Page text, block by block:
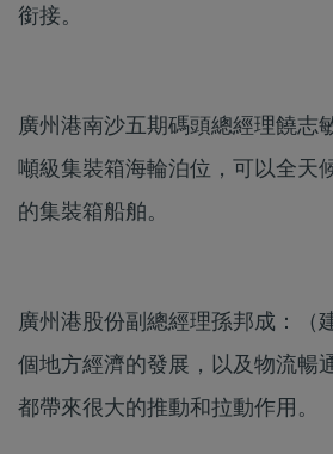
銜接。
廣州港南沙五期碼頭總經理饒志
噸級集裝箱海輪泊位，可以全天
的集裝箱船舶。
廣州港股份副總經理孫邦成：（
個地方經濟的發展，以及物流暢
都帶來很大的推動和拉動作用。